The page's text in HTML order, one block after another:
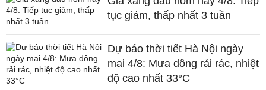
tục giảm, thấp nhất 3 tuần
Dự báo thời tiết Hà Nội ngày
mai 4/8: Mưa dông rải rác, nhiệt
độ cao nhất 33°C